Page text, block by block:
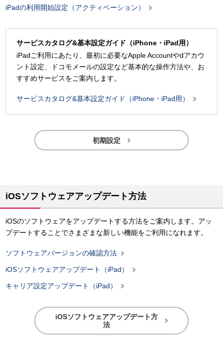
iPadの利用開始設定（アクティベーション） 
サービスカタログ&基本設定ガイド（iPhone・iPad用）
iPadご利用にあたり、最初に必要なApple Accountやdアカウ
ント設定、ドコモメールの設定など基本的な操作方法や、お
すすめサービスをご案内します。
サービスカタログ&基本設定ガイド（iPhone・iPad用） 
初期設定 
iOSソフトウェアアップデート方法
iOSのソフトウェアをアップデートする方法をご案内します。アッ
プデートすることでさまざまな新しい機能をご利用になれます。
ソフトウェアバージョンの確認方法 
iOSソフトウェアアップデート（iPad） 
キャリア設定アップデート（iPad） 
iOSソフトウェアアップデート方
法
